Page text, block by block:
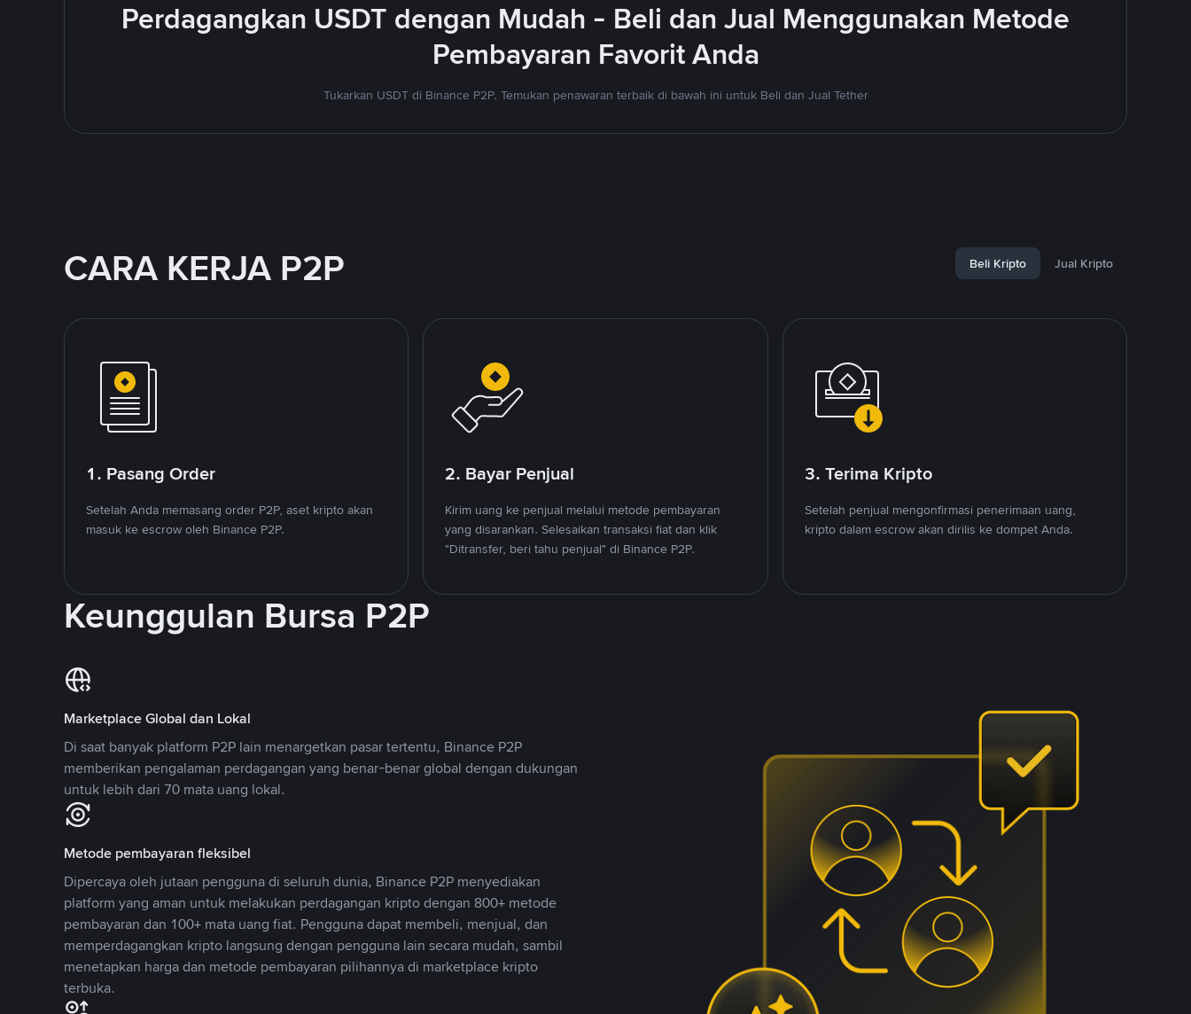
Perdagangkan USDT dengan Mudah - Beli dan Jual Menggunakan Metode
Pembayaran Favorit Anda
Tukarkan USDT di Binance P2P. Temukan penawaran terbaik di bawah ini untuk Beli dan Jual Tether
CARA KERJA P2P Beli Kripto Jual Kripto
1. Pasang Order
Setelah Anda memasang order P2P, aset kripto akan
masuk ke escrow oleh Binance P2P.
2. Bayar Penjual
Kirim uang ke penjual melalui metode pembayaran
yang disarankan. Selesaikan transaksi fiat dan klik
"Ditransfer, beri tahu penjual" di Binance P2P.
3. Terima Kripto
Setelah penjual mengonfirmasi penerimaan uang,
kripto dalam escrow akan dirilis ke dompet Anda.
Keunggulan Bursa P2P
Marketplace Global dan Lokal
Di saat banyak platform P2P lain menargetkan pasar tertentu, Binance P2P
memberikan pengalaman perdagangan yang benar-benar global dengan dukungan
untuk lebih dari 70 mata uang lokal.
Metode pembayaran fleksibel
Dipercaya oleh jutaan pengguna di seluruh dunia, Binance P2P menyediakan
platform yang aman untuk melakukan perdagangan kripto dengan 800+ metode
pembayaran dan 100+ mata uang fiat. Pengguna dapat membeli, menjual, dan
memperdagangkan kripto langsung dengan pengguna lain secara mudah, sambil
menetapkan harga dan metode pembayaran pilihannya di marketplace kripto
terbuka.